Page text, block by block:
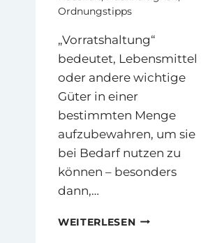
Ordnungstipps
„Vorratshaltung“
bedeutet, Lebensmittel
oder andere wichtige
Güter in einer
bestimmten Menge
aufzubewahren, um sie
bei Bedarf nutzen zu
können – besonders
dann,…
WEITERLESENÜBERBLICK